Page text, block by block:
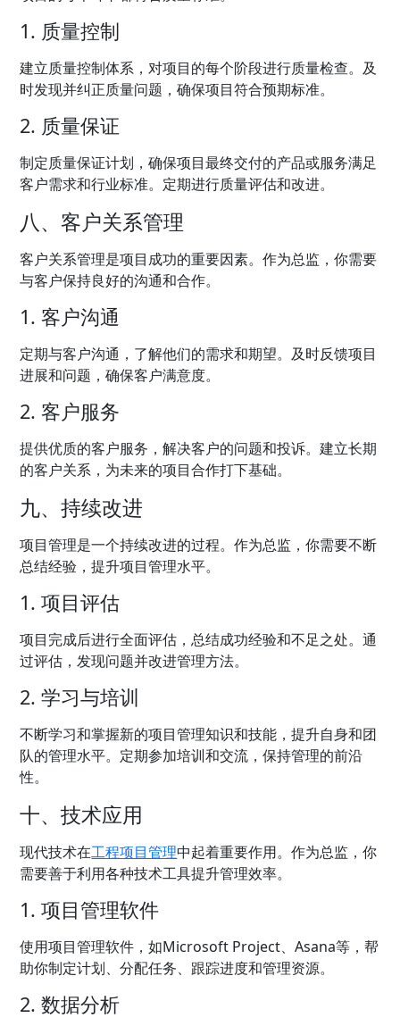
1. 质量控制
建立质量控制体系，对项目的每个阶段进行质量检查。及
时发现并纠正质量问题，确保项目符合预期标准。
2. 质量保证
制定质量保证计划，确保项目最终交付的产品或服务满足
客户需求和行业标准。定期进行质量评估和改进。
八、客户关系管理
客户关系管理是项目成功的重要因素。作为总监，你需要
与客户保持良好的沟通和合作。
1. 客户沟通
定期与客户沟通，了解他们的需求和期望。及时反馈项目
进展和问题，确保客户满意度。
2. 客户服务
提供优质的客户服务，解决客户的问题和投诉。建立长期
的客户关系，为未来的项目合作打下基础。
九、持续改进
项目管理是一个持续改进的过程。作为总监，你需要不断
总结经验，提升项目管理水平。
1. 项目评估
项目完成后进行全面评估，总结成功经验和不足之处。通
过评估，发现问题并改进管理方法。
2. 学习与培训
不断学习和掌握新的项目管理知识和技能，提升自身和团
队的管理水平。定期参加培训和交流，保持管理的前沿
性。
十、技术应用
现代技术在工程项目管理中起着重要作用。作为总监，你
需要善于利用各种技术工具提升管理效率。
1. 项目管理软件
使用项目管理软件，如Microsoft Project、Asana等，帮
助你制定计划、分配任务、跟踪进度和管理资源。
2. 数据分析